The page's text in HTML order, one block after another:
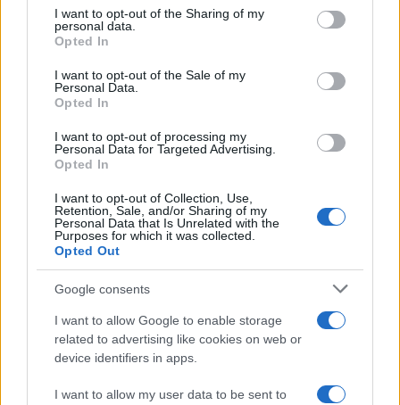
disclose it to other third parties.
Please note that this website/app uses one or more Google
services and may gather and store information including but
not limited to your visit or usage behaviour. You may click to
grant or deny consent to Google and its third-party tags to
consent section.
I want to opt-out of the Sharing of my
personal data.
Opted In
I want to opt-out of the Sale of my
Personal Data.
Opted In
I want to opt-out of processing my
Personal Data for Targeted Advertising.
Opted In
I want to opt-out of Collection, Use,
Retention, Sale, and/or Sharing of my
Personal Data that Is Unrelated with the
Purposes for which it was collected.
Opted Out
Google consents
I want to allow Google to enable storage
related to advertising like cookies on web or
device identifiers in apps.
I want to allow my user data to be sent to
Trattative /Qualcosa inizia a muoversi anche in Serie A
Brasile /Ancelotti sarà il nuovo C.T. della Selecão dal 2024